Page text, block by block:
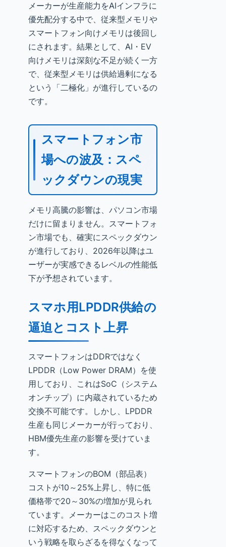
メーカーが生産能力をAIインフラに
優先配分する中で、従来型メモリや
スマートフォン向けメモリは後回し
にされます。結果として、AI・EV
向けメモリは深刻な不足が続く一方
で、従来型メモリは供給過剰になる
という「二極化」が進行しているの
です。
スマートフォン市
場への波及：スペ
ックダウンの現実
メモリ高騰の影響は、パソコン市場
だけに留まりません。スマートフォ
ン市場でも、確実にスペックダウン
が進行しており、2026年以降はユ
ーザーが実感できるレベルの性能低
下が予想されています。
スマホ用LPDDR供給の
逼迫とコスト上昇
スマートフォンはDDRではなく
LPDDR（Low Power DRAM）を使
用しており、これはSoC（システム
オンチップ）に内蔵されているため
交換不可能です。しかし、LPDDR
生産も同じメーカーが行っており、
HBM優先生産の影響を受けていま
す。
スマートフォンのBOM（部品表）
コストが10～25%上昇し、特に低
価格帯で20～30%の増加が見られ
ています。メーカーはこのコスト増
に対応するため、スペックダウンと
いう戦略を取らざるを得なくなって